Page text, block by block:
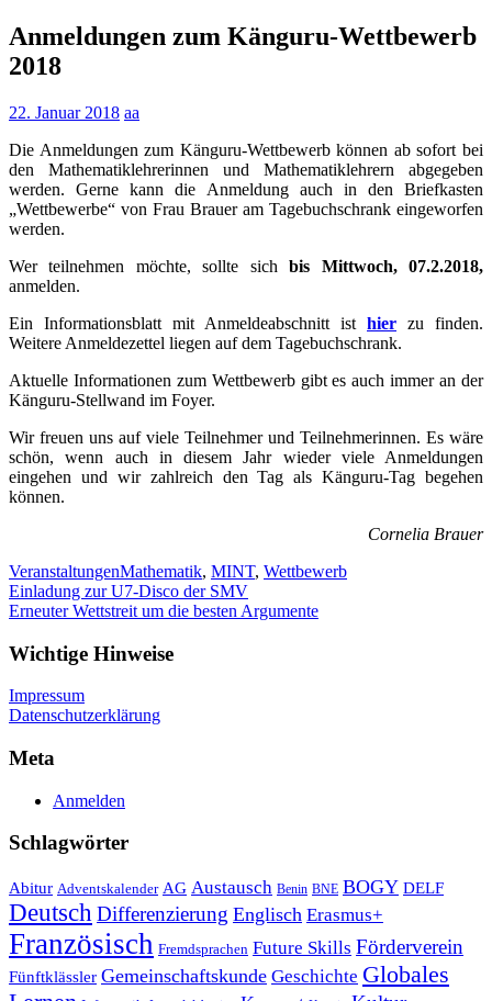
Anmeldungen zum Känguru-Wettbewerb
2018
22. Januar 2018 aa
Die Anmeldungen zum Känguru-Wettbewerb können ab sofort bei
den Mathematiklehrerinnen und Mathematiklehrern abgegeben
werden. Gerne kann die Anmeldung auch in den Briefkasten
„Wettbewerbe“ von Frau Brauer am Tagebuchschrank eingeworfen
werden.
Wer teilnehmen möchte, sollte sichbis Mittwoch, 07.2.2018,
anmelden.
Ein Informationsblatt mit Anmeldeabschnitt ist hier zu finden.
Weitere Anmeldezettel liegen auf dem Tagebuchschrank.
Aktuelle Informationen zum Wettbewerb gibt es auch immer an der
Känguru-Stellwand im Foyer.
Wir freuen uns auf viele Teilnehmer und Teilnehmerinnen. Es wäre
schön, wenn auch in diesem Jahr wieder viele Anmeldungen
eingehen und wir zahlreich den Tag als Känguru-Tag begehen
können.
Cornelia Brauer
VeranstaltungenMathematik, MINT, Wettbewerb
Beitragsnavigation
Einladung zur U7-Disco der SMV
Erneuter Wettstreit um die besten Argumente
Wichtige Hinweise
Impressum
Datenschutzerklärung
Meta
Anmelden
Schlagwörter
Abitur Adventskalender AG Austausch Benin BNE BOGY DELF
DeutschDifferenzierung Englisch Erasmus+
Französisch Fremdsprachen Future Skills Förderverein
Fünftklässler Gemeinschaftskunde Geschichte Globales